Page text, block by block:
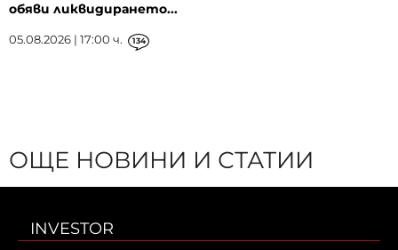
обяви ликвидирането...
05.08.2026 | 17:00 ч. 134
ОЩЕ НОВИНИ И СТАТИИ
INVESTOR